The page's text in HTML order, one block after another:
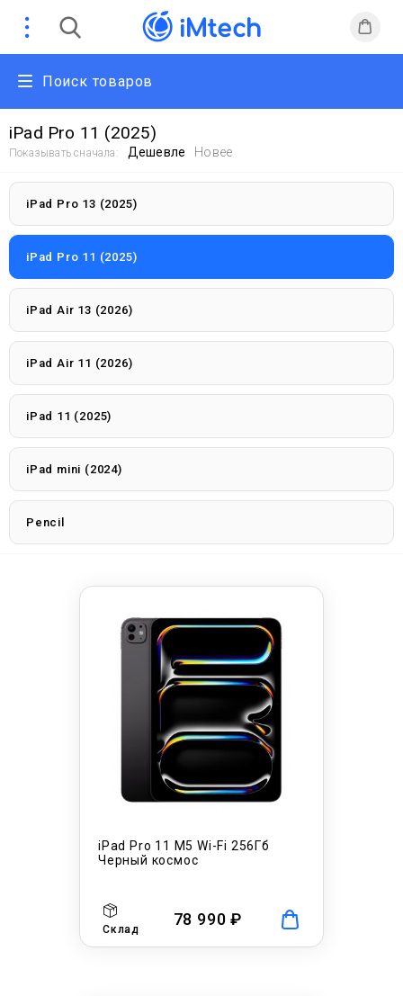
Поиск товаров
iPad Pro 11 (2025)
Показывать сначала: Дешевле Новее
iPad Pro 13 (2025)
iPad Pro 11 (2025)
iPad Air 13 (2026)
iPad Air 11 (2026)
iPad 11 (2025)
iPad mini (2024)
Pencil
iPad Pro 11 M5 Wi-Fi 256Гб
Черный космос
78 990 ₽
Склад